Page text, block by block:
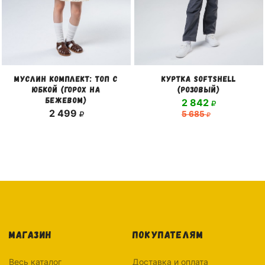
МУСЛИН КОМПЛЕКТ: ТОП С
ЮБКОЙ (ГОРОХ НА
БЕЖЕВОМ)
2 499
КУРТКА SOFTSHELL
(РОЗОВЫЙ)
5 685
2 842
МАГАЗИН
Весь каталог
ПОКУПАТЕЛЯМ
Доставка и оплата